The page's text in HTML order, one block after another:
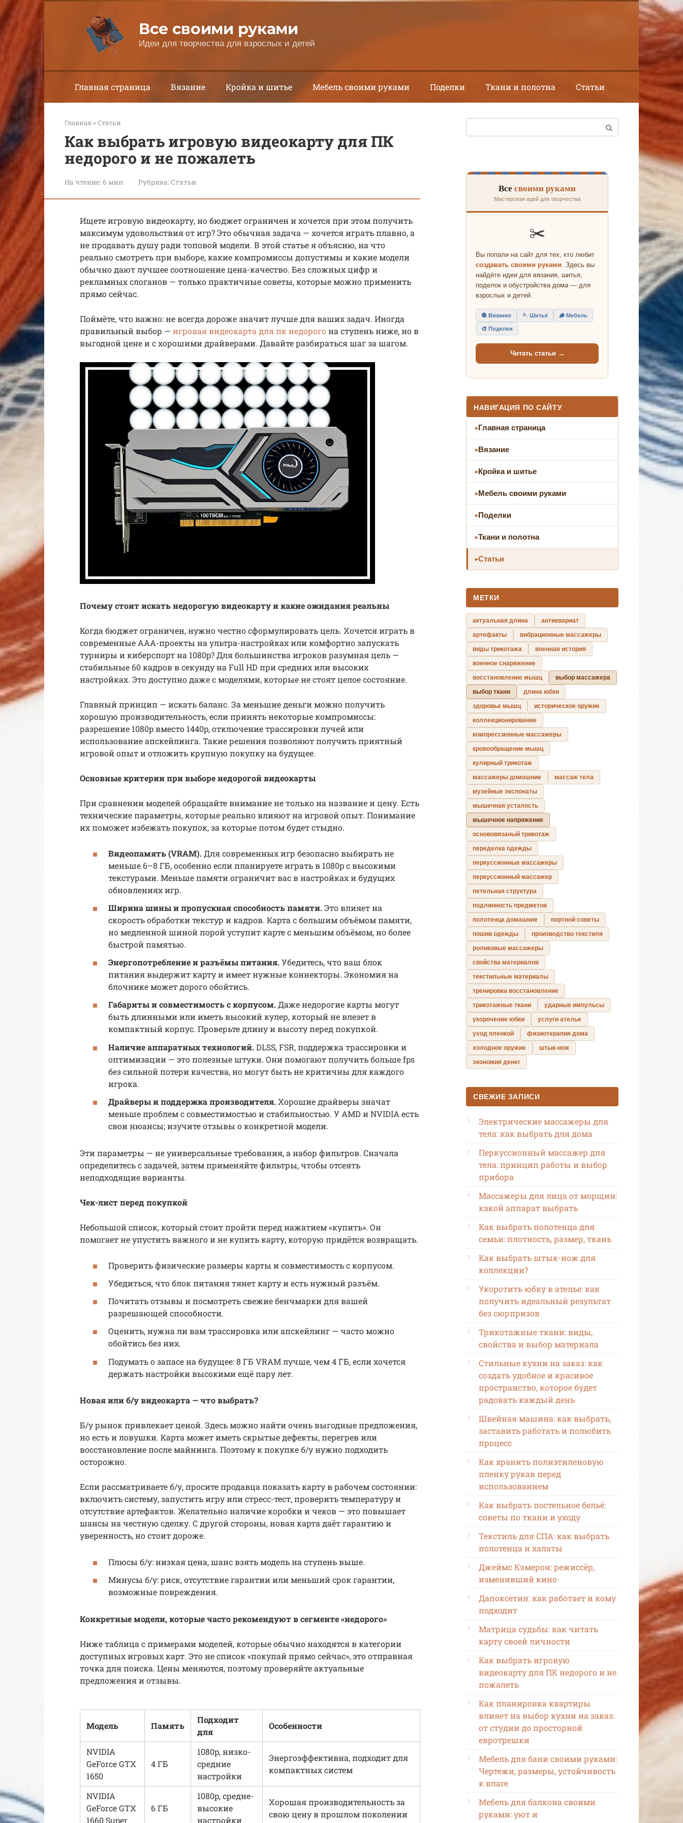
Перейти
к
контенту
Все своими руками
Идеи для творчества для взрослых и детей
Главная страница Вязание Кройка и шитье Мебель своими руками Поделки Ткани и полотна Статьи
Главная »Статьи
Как выбрать игровую видеокарту для ПК
недорого и не пожалеть
На чтение: 6 мин Рубрика:Статьи
Ищете игровую видеокарту, но бюджет ограничен и хочется при этом получить
максимум удовольствия от игр? Это обычная задача — хочется играть плавно, а
не продавать душу ради топовой модели. В этой статье я объясню, на что
реально смотреть при выборе, какие компромиссы допустимы и какие модели
обычно дают лучшее соотношение цена-качество. Без сложных цифр и
рекламных слоганов — только практичные советы, которые можно применить
прямо сейчас.
Поймёте, что важно: не всегда дороже значит лучше для ваших задач. Иногда
правильный выбор — игровая видеокарта для пк недорогона ступень ниже, но в
выгодной цене и с хорошими драйверами. Давайте разбираться шаг за шагом.
Почему стоит искать недорогую видеокарту и какие ожидания реальны
Когда бюджет ограничен, нужно честно сформулировать цель. Хочется играть в
современные ААА-проекты на ультра-настройках или комфортно запускать
турниры и киберспорт на 1080p? Для большинства игроков разумная цель —
стабильные 60 кадров в секунду на Full HD при средних или высоких
настройках. Это доступно даже с моделями, которые не стоят целое состояние.
Главный принцип — искать баланс. За меньшие деньги можно получить
хорошую производительность, если принять некоторые компромиссы:
разрешение 1080p вместо 1440p, отключение трассировки лучей или
использование апскейлинга. Такие решения позволяют получить приятный
игровой опыт и отложить крупную покупку на будущее.
Основные критерии при выборе недорогой видеокарты
При сравнении моделей обращайте внимание не только на название и цену. Есть
технические параметры, которые реально влияют на игровой опыт. Понимание
их поможет избежать покупок, за которые потом будет стыдно.
Видеопамять (VRAM).Для современных игр безопасно выбирать не
меньше 6–8 ГБ, особенно если планируете играть в 1080p с высокими
текстурами. Меньше памяти ограничит вас в настройках и будущих
обновлениях игр.
Ширина шины и пропускная способность памяти.Это влияет на
скорость обработки текстур и кадров. Карта с большим объёмом памяти,
но медленной шиной порой уступит карте с меньшим объёмом, но более
быстрой памятью.
Энергопотребление и разъёмы питания.Убедитесь, что ваш блок
питания выдержит карту и имеет нужные коннекторы. Экономия на
блочнике может дорого обойтись.
Габариты и совместимость с корпусом.Даже недорогие карты могут
быть длинными или иметь высокий кулер, который не влезет в
компактный корпус. Проверьте длину и высоту перед покупкой.
Наличие аппаратных технологий.DLSS, FSR, поддержка трассировки и
оптимизации — это полезные штуки. Они помогают получить больше fps
без сильной потери качества, но могут быть не критичны для каждого
игрока.
Драйверы и поддержка производителя. Хорошие драйверы значат
меньше проблем с совместимостью и стабильностью. У AMD и NVIDIA есть
свои нюансы; изучите отзывы о конкретной модели.
Эти параметры — не универсальные требования, а набор фильтров. Сначала
определитесь с задачей, затем применяйте фильтры, чтобы отсеять
неподходящие варианты.
Чек-лист перед покупкой
Небольшой список, который стоит пройти перед нажатием «купить». Он
помогает не упустить важного и не купить карту, которую придётся возвращать.
Проверить физические размеры карты и совместимость с корпусом.
Убедиться, что блок питания тянет карту и есть нужный разъём.
Почитать отзывы и посмотреть свежие бенчмарки для вашей
разрешающей способности.
Оценить, нужна ли вам трассировка или апскейлинг — часто можно
обойтись без них.
Подумать о запасе на будущее: 8 ГБ VRAM лучше, чем 4 ГБ, если хочется
держать настройки высокими ещё пару лет.
Новая или б/у видеокарта — что выбрать?
Б/у рынок привлекает ценой. Здесь можно найти очень выгодные предложения,
но есть и ловушки. Карта может иметь скрытые дефекты, перегрев или
восстановление после майнинга. Поэтому к покупке б/у нужно подходить
осторожно.
Если рассматриваете б/у, просите продавца показать карту в рабочем состоянии:
включить систему, запустить игру или стресс-тест, проверить температуру и
отсутствие артефактов. Желательно наличие коробки и чеков — это повышает
шансы на честную сделку. С другой стороны, новая карта даёт гарантию и
уверенность, но стоит дороже.
Плюсы б/у: низкая цена, шанс взять модель на ступень выше.
Минусы б/у: риск, отсутствие гарантии или меньший срок гарантии,
возможные повреждения.
Конкретные модели, которые часто рекомендуют в сегменте «недорого»
Ниже таблица с примерами моделей, которые обычно находятся в категории
доступных игровых карт. Это не список «покупай прямо сейчас», это отправная
точка для поиска. Цены меняются, поэтому проверяйте актуальные
предложения и отзывы.
Модель Память
Подходит
для
Особенности
NVIDIA
GeForce GTX
1650
4 ГБ
1080p, низко-
средние
настройки
Энергоэффективна, подходит для
компактных систем
NVIDIA
GeForce GTX
1660 Super
6 ГБ
1080p, средне-
высокие
настройки
Хорошая производительность за
свою цену в прошлом поколении
Все своими руками
Мастерская идей для творчества
✂️
Вы попали на сайт для тех, кто любит
создавать своими руками. Здесь вы
найдёте идеи для вязания, шитья,
поделок и обустройства дома — для
взрослых и детей.
🧶 Вязание 🪡 Шитьё 🪵 Мебель
🎨 Поделки
Читать статьи →
НАВИГАЦИЯ ПО САЙТУ
Главная страница
Вязание
Кройка и шитье
Мебель своими руками
Поделки
Ткани и полотна
Статьи
МЕТКИ
актуальная длина
антиквариат
артефакты
вибрационные массажеры
виды трикотажа
военная история
военное снаряжение
восстановление мышц
выбор массажера
выбор ткани
длина юбки
здоровье мышц
историческое оружие
коллекционирование
компрессионные массажеры
кровообращение мышц
кулирный трикотаж
массажеры домашние
массаж тела
музейные экспонаты
мышечная усталость
мышечное напряжение
основовязаный трикотаж
переделка одежды
перкуссионные массажеры
перкуссионный массажер
петельная структура
подлинность предметов
полотенца домашние
портной советы
пошив одежды
производство текстиля
роликовые массажеры
свойства материалов
текстильные материалы
тренировка восстановление
трикотажные ткани
ударные импульсы
укорочение юбки
услуги ателье
уход пленкой
физиотерапия дома
холодное оружие
штык-нож
экономия денег
СВЕЖИЕ ЗАПИСИ
Электрические массажеры для
тела: как выбрать для дома
Перкуссионный массажер для
тела: принцип работы и выбор
прибора
Массажеры для лица от морщин:
какой аппарат выбрать
Как выбрать полотенца для
семьи: плотность, размер, ткань
Как выбрать штык-нож для
коллекции?
Укоротить юбку в ателье: как
получить идеальный результат
без сюрпризов
Трикотажные ткани: виды,
свойства и выбор материала
Стильные кухни на заказ: как
создать удобное и красивое
пространство, которое будет
радовать каждый день
Швейная машина: как выбрать,
заставить работать и полюбить
процесс
Как хранить полиэтиленовую
пленку рукав перед
использованием
Как выбрать постельное бельё:
советы по ткани и уходу
Текстиль для СПА: как выбрать
полотенца и халаты
Джеймс Кэмерон: режиссёр,
изменивший кино
Дапоксетин: как работает и кому
подходит
Матрица судьбы: как читать
карту своей личности
Как выбрать игровую
видеокарту для ПК недорого и не
пожалеть
Как планировка квартиры
влияет на выбор кухни на заказ:
от студии до просторной
евротрешки
Мебель для бани своими руками:
Чертежи, размеры, устойчивость
к влаге
Мебель для балкона своими
руками: уют и